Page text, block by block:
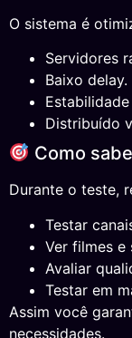
O sistema é
Servidores
Baixo delay.
Distribuído
Como
Durante o teste,
Testar
Ver filmes e
Avaliar
Testar em
Assim você
necessidades.